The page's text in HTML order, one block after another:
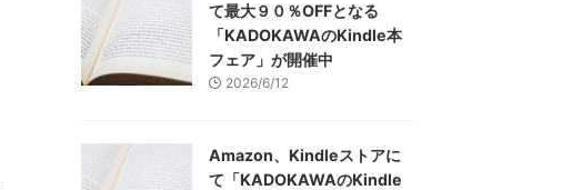
て最大９０％OFFとなる
「KADOKAWAのKindle本
フェア」が開催中
2026/6/12
Amazon、Kindleストアに
て「KADOKAWAのKindle